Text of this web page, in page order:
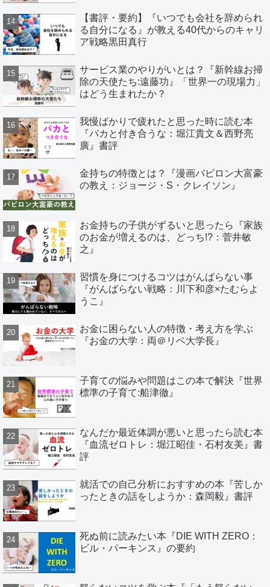
【書評・要約】『いつでも会社を辞められ
る自分になる』が教える40代からのキャリ
ア戦略黒田真行
サービス業のやりがいとは？『新幹線お掃
除の天使たち:遠藤功』「世界一の現場力」
はどう生まれたか？
我慢ばかりで疲れたと思った時に読む本
『バカと付き合うな：堀江貴文＆西野亮
廣』書評
金持ちの特徴とは？『漫画バビロン大富豪
の教え：ジョージ・S・クレイソン』
お金持ちの子供がずるいと思ったら『家族
のお金が増えるのは、どっち!?：菅井敏
之』
習慣を身につけるコツはがんばらない事
『がんばらない戦略：川下和彦×たむらよ
うこ』
お金に困らない人の特徴・考え方を学ぶ
『お金の大学：両＠リベ大学長』
子育ての悩みや問題はこの本で解決『世界
標準の子育て:船津徹』
なんだか最近体調が悪いと思ったら読む本
『血流ゼロトレ：堀江昭佳・石村友美』書
評
就活での自己分析におすすめの本『苦しか
ったときの話をしようか：森岡毅』書評
死ぬ前に読みたい本『DIE WITH ZERO：
ビル・パーキンス』の要約